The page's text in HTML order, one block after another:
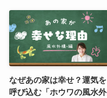
なぜあの家は幸せ？運気を
呼び込む「ホウワの風水外